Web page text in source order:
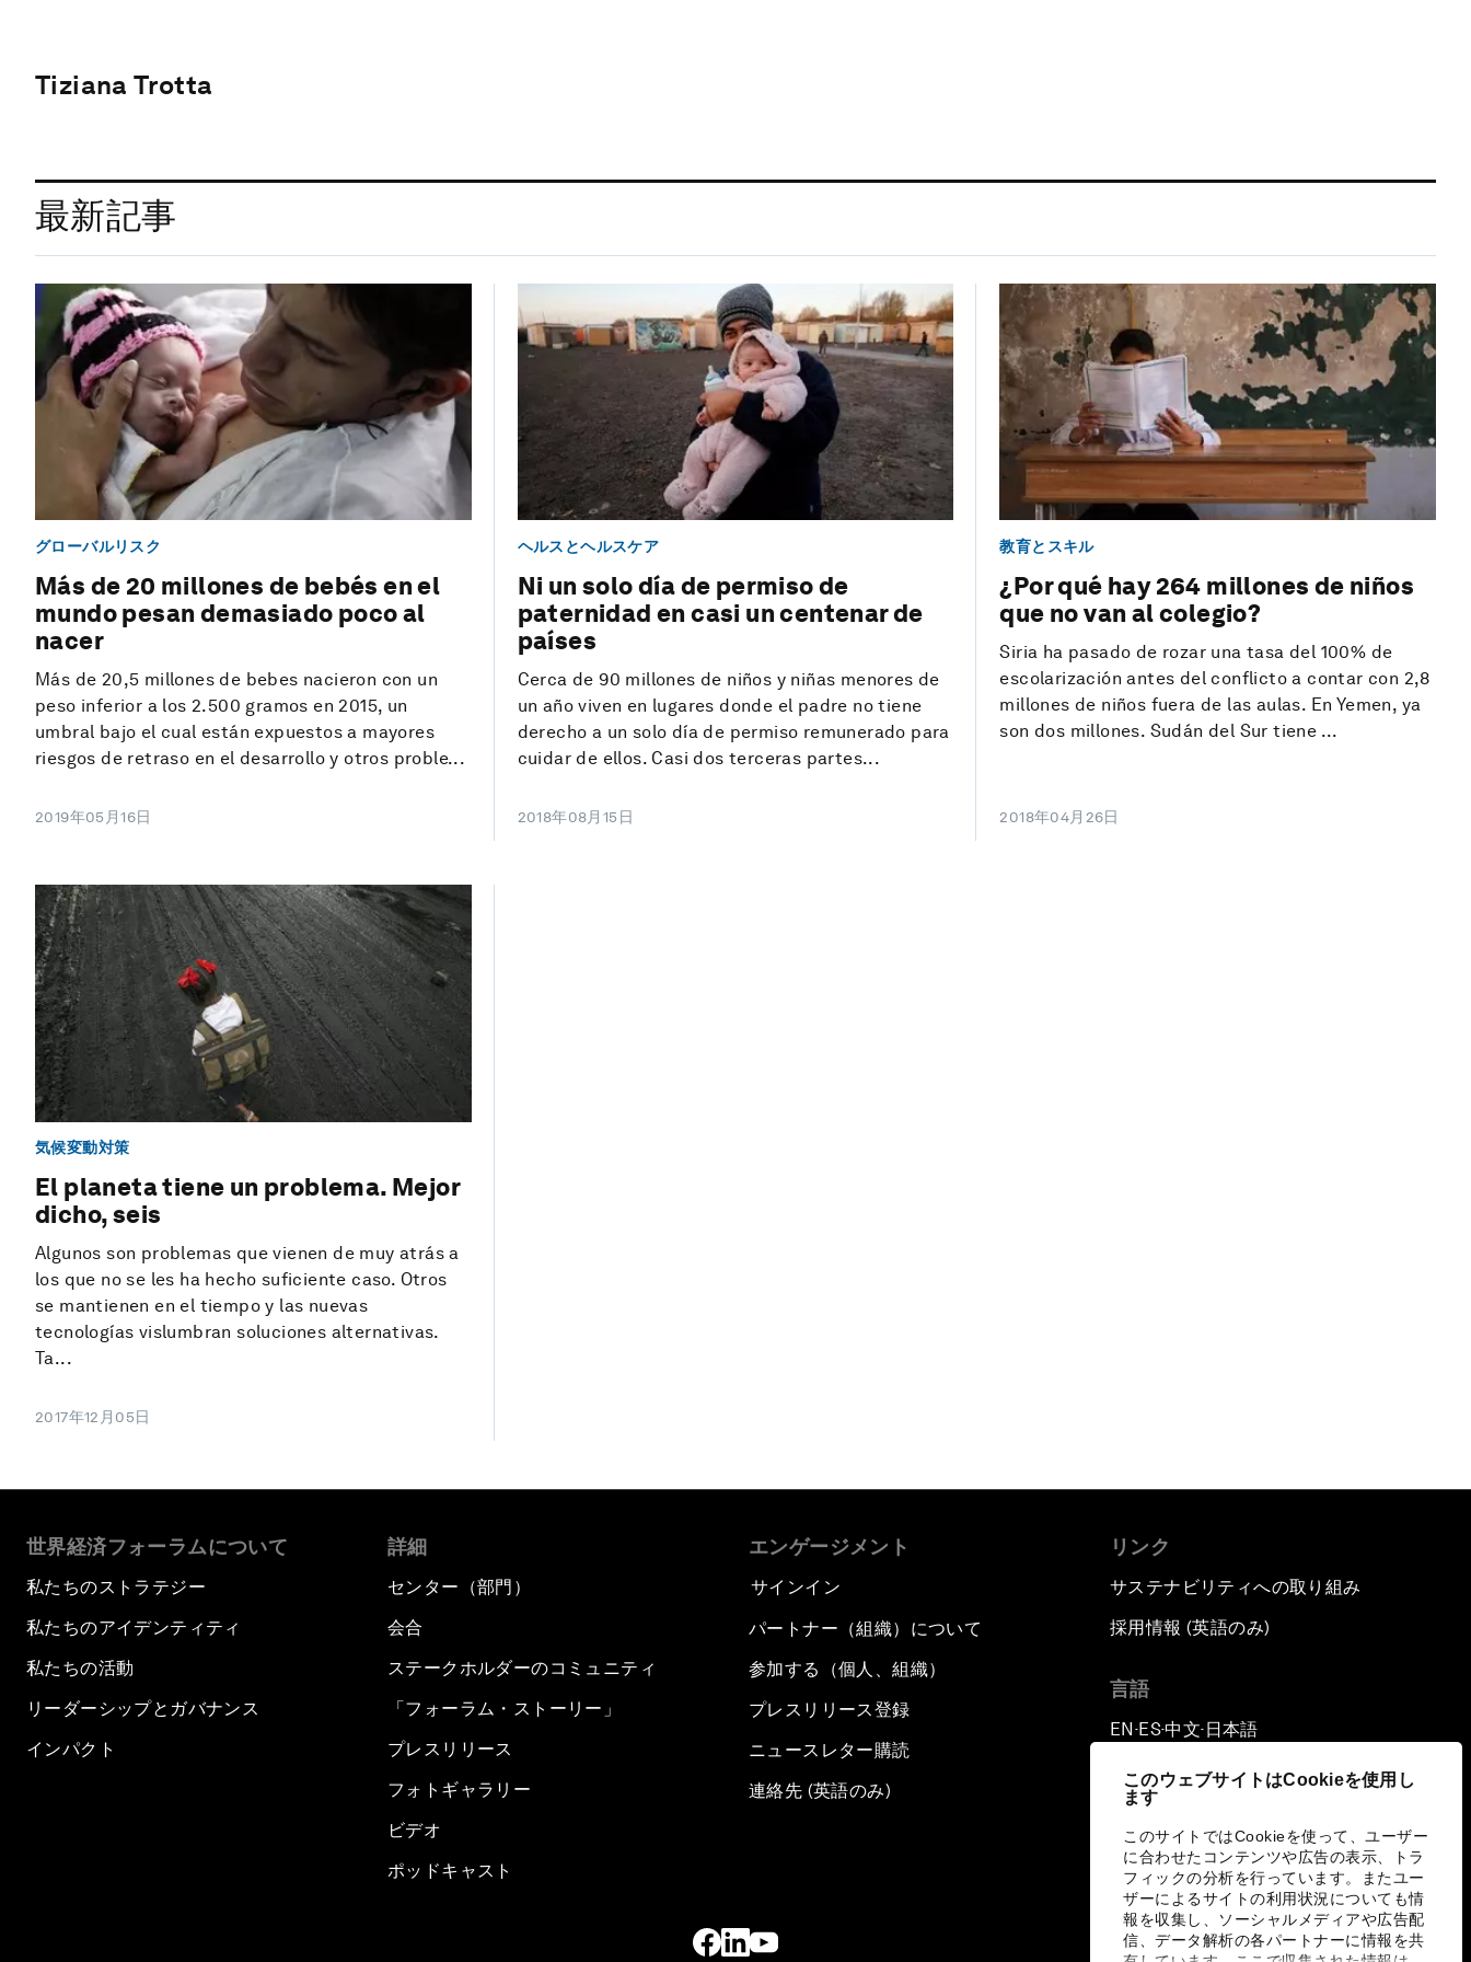
このウェブサイトはCookieを使用し
ます
このサイトではCookieを使って、ユーザー
に合わせたコンテンツや広告の表示、トラ
フィックの分析を行っています。またユー
ザーによるサイトの利用状況についても情
報を収集し、ソーシャルメディアや広告配
信、データ解析の各パートナーに情報を共
Tiziana Trotta
最新記事
グローバルリスク
Más de 20 millones de bebés en el
mundo pesan demasiado poco al
nacer
Más de 20,5 millones de bebes nacieron con un
peso inferior a los 2.500 gramos en 2015, un
umbral bajo el cual están expuestos a mayores
riesgos de retraso en el desarrollo y otros proble...
2019年05月16日
ヘルスとヘルスケア
Ni un solo día de permiso de
paternidad en casi un centenar de
países
Cerca de 90 millones de niños y niñas menores de
un año viven en lugares donde el padre no tiene
derecho a un solo día de permiso remunerado para
cuidar de ellos. Casi dos terceras partes...
2018年08月15日
教育とスキル
¿Por qué hay 264 millones de niños
que no van al colegio?
Siria ha pasado de rozar una tasa del 100% de
escolarización antes del conflicto a contar con 2,8
millones de niños fuera de las aulas. En Yemen, ya
son dos millones. Sudán del Sur tiene ...
2018年04月26日
気候変動対策
El planeta tiene un problema. Mejor
dicho, seis
Algunos son problemas que vienen de muy atrás a
los que no se les ha hecho suficiente caso. Otros
se mantienen en el tiempo y las nuevas
tecnologías vislumbran soluciones alternativas.
Ta...
2017年12月05日
世界経済フォーラムについて
私たちのストラテジー
私たちのアイデンティティ
私たちの活動
リーダーシップとガバナンス
インパクト
詳細
センター（部門）
会合
ステークホルダーのコミュニティ
「フォーラム・ストーリー」
プレスリリース
フォトギャラリー
ビデオ
ポッドキャスト
エンゲージメント
サインイン
パートナー（組織）について
参加する（個人、組織）
プレスリリース登録
ニュースレター購読
連絡先 (英語のみ)
リンク
サステナビリティへの取り組み
採用情報 (英語のみ)
言語
EN ▪ ES▪中文▪ 日本語